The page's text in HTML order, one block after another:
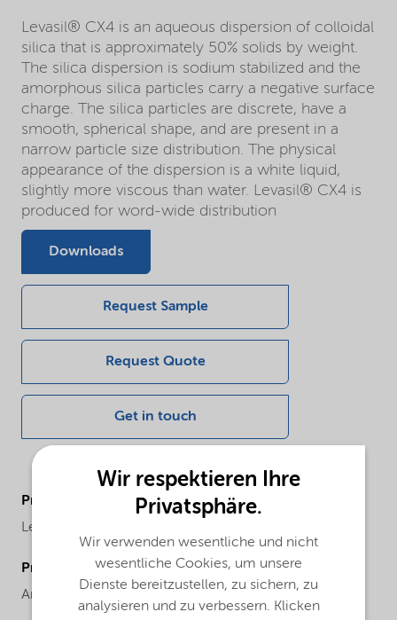
Levasil® CX4 is an aqueous dispersion of colloidal
silica that is approximately 50% solids by weight.
The silica dispersion is sodium stabilized and the
amorphous silica particles carry a negative surface
charge. The silica particles are discrete, have a
smooth, spherical shape, and are present in a
narrow particle size distribution. The physical
appearance of the dispersion is a white liquid,
slightly more viscous than water. Levasil® CX4 is
produced for word-wide distribution
Downloads
Request Sample
Request Quote
Get in touch
ProductBrand
Levasil®
ProductChemicalFamily
Anionic particles sodium stabilized
Wir respektieren Ihre
Privatsphäre.
Wir verwenden wesentliche und nicht
wesentliche Cookies, um unsere
Dienste bereitzustellen, zu sichern, zu
analysieren und zu verbessern. Klicken